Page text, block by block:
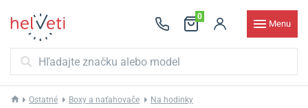
0
Menu
Ostatné Boxy a naťahovače Na hodinky